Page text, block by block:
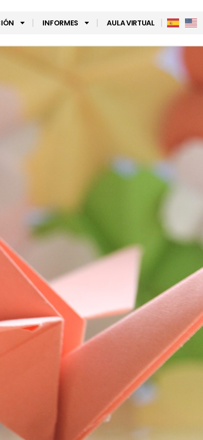
INFORMES AULA VIRTUAL